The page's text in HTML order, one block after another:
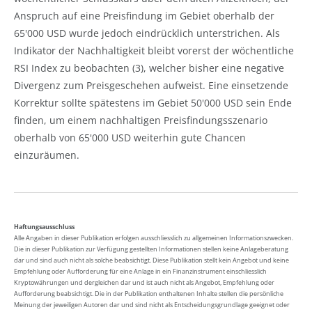
Anspruch auf eine Preisfindung im Gebiet oberhalb der
65'000 USD wurde jedoch eindrücklich unterstrichen. Als
Indikator der Nachhaltigkeit bleibt vorerst der wöchentliche
RSI Index zu beobachten (3), welcher bisher eine negative
Divergenz zum Preisgeschehen aufweist. Eine einsetzende
Korrektur sollte spätestens im Gebiet 50'000 USD sein Ende
finden, um einem nachhaltigen Preisfindungsszenario
oberhalb von 65'000 USD weiterhin gute Chancen
einzuräumen.
Haftungsausschluss
Alle Angaben in dieser Publikation erfolgen ausschliesslich zu allgemeinen Informationszwecken.
Die in dieser Publikation zur Verfügung gestellten Informationen stellen keine Anlageberatung
dar und sind auch nicht als solche beabsichtigt. Diese Publikation stellt kein Angebot und keine
Empfehlung oder Aufforderung für eine Anlage in ein Finanzinstrument einschliesslich
Kryptowährungen und dergleichen dar und ist auch nicht als Angebot, Empfehlung oder
Aufforderung beabsichtigt. Die in der Publikation enthaltenen Inhalte stellen die persönliche
Meinung der jeweiligen Autoren dar und sind nicht als Entscheidungsgrundlage geeignet oder